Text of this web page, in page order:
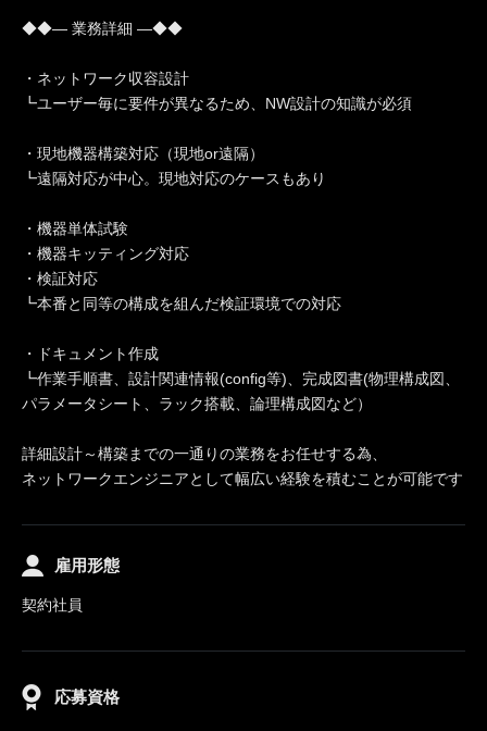
◆◆― 業務詳細 ―◆◆
・ネットワーク収容設計
┗ユーザー毎に要件が異なるため、NW設計の知識が必須
・現地機器構築対応（現地or遠隔）
┗遠隔対応が中心。現地対応のケースもあり
・機器単体試験
・機器キッティング対応
・検証対応
┗本番と同等の構成を組んだ検証環境での対応
・ドキュメント作成
┗作業手順書、設計関連情報(config等)、完成図書(物理構成図、
パラメータシート、ラック搭載、論理構成図など）
詳細設計～構築までの一通りの業務をお任せする為、
ネットワークエンジニアとして幅広い経験を積むことが可能です
雇用形態
契約社員
応募資格